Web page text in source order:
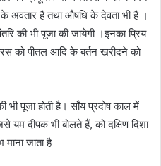
अवतार हैं तथा औषधि के देवता भी हैं ।
की भी पूजा की जायेगी ।इनका प्रिय
को पीतल आदि के बर्तन खरीदने को
पूजा होती है। साँय प्रदोष काल में
यम दीपक भी बोलते हैं, को दक्षिण दिशा
जाता है